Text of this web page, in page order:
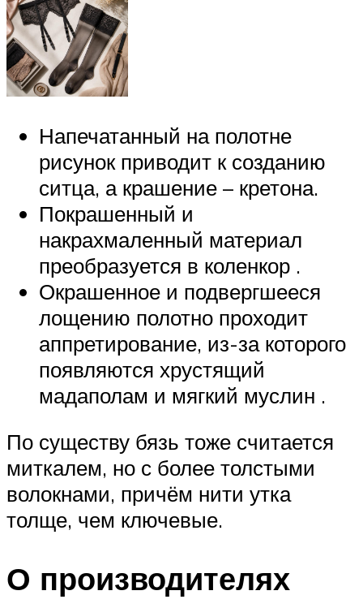
Напечатанный на полотне
рисунок приводит к созданию
ситца, а крашение – кретона.
Покрашенный и
накрахмаленный материал
преобразуется в коленкор .
Окрашенное и подвергшееся
лощению полотно проходит
аппретирование, из-за которого
появляются хрустящий
мадаполам и мягкий муслин .
По существу бязь тоже считается
миткалем, но с более толстыми
волокнами, причём нити утка
толще, чем ключевые.
О производителях